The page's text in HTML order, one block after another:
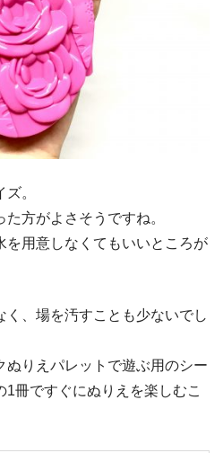
。
方がよさそうですね。
を用意しなくてもいいところが
く、場を汚すことも少ないでし
ぬりえパレットで遊ぶ用のシー
1冊ですぐにぬりえを楽しむこ